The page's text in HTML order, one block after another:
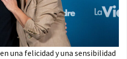
una felicidad y una sensibilidad